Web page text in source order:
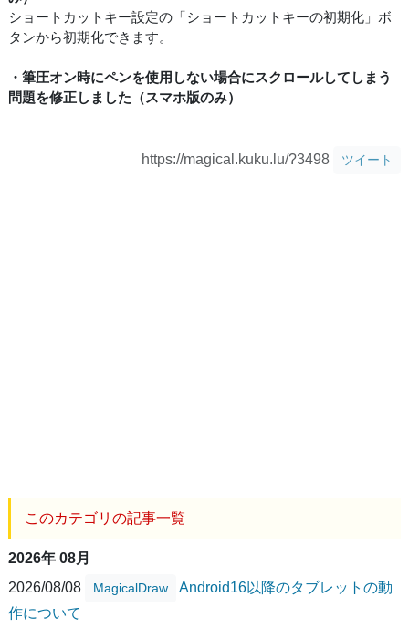
ショートカットキー設定の「ショートカットキーの初期化」ボ
タンから初期化できます。
・筆圧オン時にペンを使用しない場合にスクロールしてしまう
問題を修正しました（スマホ版のみ）
https://magical.kuku.lu/?3498 ツイート
このカテゴリの記事一覧
2026年 08月
2026/08/08
MagicalDraw
Android16以降のタブレットの動
作について